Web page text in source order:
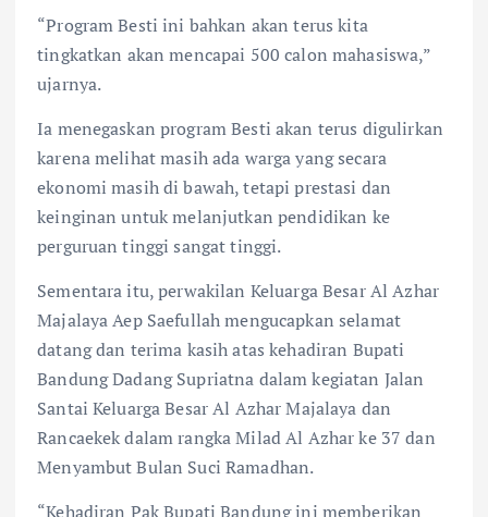
“Program Besti ini bahkan akan terus kita
tingkatkan akan mencapai 500 calon mahasiswa,”
ujarnya.
Ia menegaskan program Besti akan terus digulirkan
karena melihat masih ada warga yang secara
ekonomi masih di bawah, tetapi prestasi dan
keinginan untuk melanjutkan pendidikan ke
perguruan tinggi sangat tinggi.
Sementara itu, perwakilan Keluarga Besar Al Azhar
Majalaya Aep Saefullah mengucapkan selamat
datang dan terima kasih atas kehadiran Bupati
Bandung Dadang Supriatna dalam kegiatan Jalan
Santai Keluarga Besar Al Azhar Majalaya dan
Rancaekek dalam rangka Milad Al Azhar ke 37 dan
Menyambut Bulan Suci Ramadhan.
“Kehadiran Pak Bupati Bandung ini memberikan